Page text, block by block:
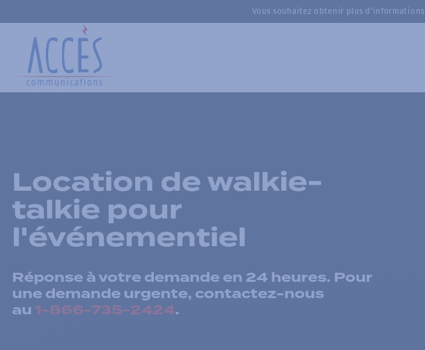
Vous souhaitez obtenir plus d’informations
Location de walkie-
talkie pour
l'événementiel
Réponse à votre demande en 24 heures. Pour
une demande urgente, contactez-nous
au 1-866-735-2424.